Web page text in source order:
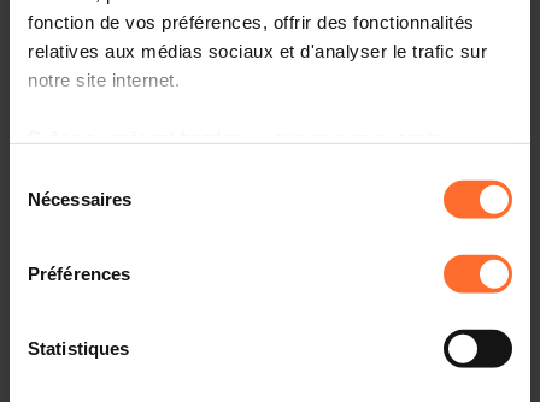
fonction de vos préférences, offrir des fonctionnalités
relatives aux médias sociaux et d'analyser le trafic sur
notre site internet.
à l’exception des cookies strictement nécessaires au
fonctionnement du site. Une description des différents
cookies est accessible sous l’onglet « Détails » ci-
dessus.
Il est précisé que la navigation sur le site et certaines
fonctionnalités (ex : lecture de vidéos, partage sur les
Nécessaires
Préférences
Statistiques
2 Projekttexte
Diesen Artikel teilen
Convention sur la délivrance de brevets européens du 5
octobre 1973, fait à Munich le 29 novembre 2000. (3148AFR)